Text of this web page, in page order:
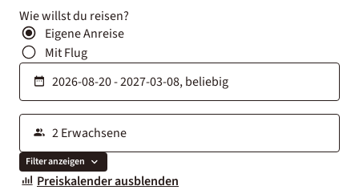
Wie willst du reisen?
Eigene Anreise
Mit Flug
Filter anzeigen
Preiskalender ausblenden